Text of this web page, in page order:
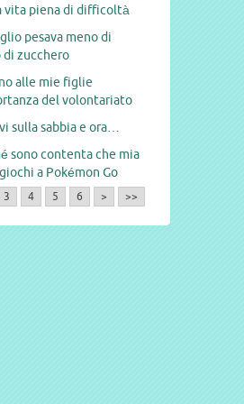
vita piena di difficoltà
pesava meno di
di zucchero
alle mie figlie
del volontariato
sulla sabbia e ora…
sono contenta che mia
a Pokémon Go
3 4 5 6 > >>